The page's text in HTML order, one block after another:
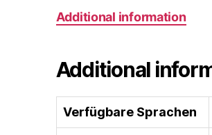
Additional information
Additional
Verfügbare Sprachen